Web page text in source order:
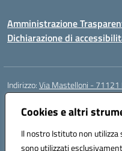
Cookies e altri
Il nostro Istituto non
sono utilizzati
Amministrazione
Dichiarazione di
Indirizzo:Via Mastelloni - 71121
Centralino:
Posta elettronica certificata
Codice fiscale: 94118760712
Codice meccanografico: